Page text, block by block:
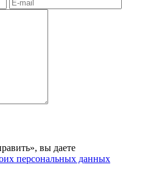
вы даете
персональных данных